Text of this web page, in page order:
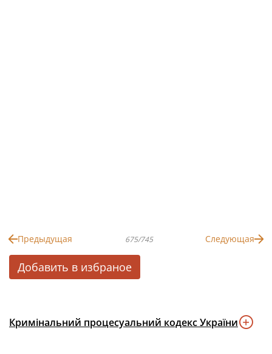
Предыдущая 675/745 Следующая
Добавить в избраное
Кримінальний процесуальний кодекс України